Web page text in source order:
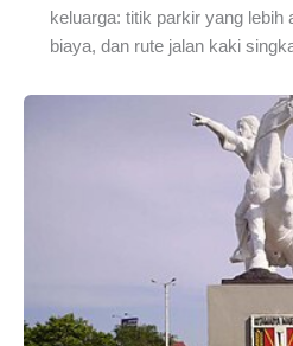
keluarga: titik parkir yang
biaya, dan rute jalan kaki